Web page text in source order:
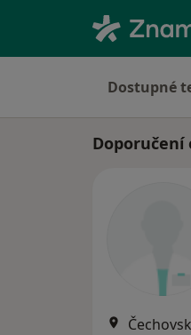
Dostupné
Doporučení